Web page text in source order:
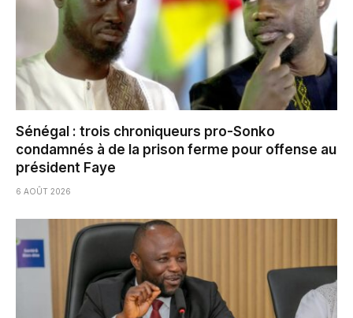
Sénégal : trois chroniqueurs pro-Sonko
condamnés à de la prison ferme pour offense au
président Faye
6 AOÛT 2026